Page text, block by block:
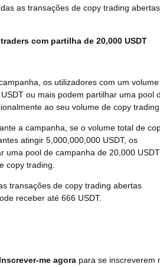
as transações de copy trading
com partilha de 20,000 USDT
os utilizadores com um volume
ou mais podem partilhar uma pool
ao seu volume de copy
a campanha, se o volume total de
atingir 5,000,000,000 USDT, os
uma pool de campanha de 20,000 USDT
copy trading.
transações de copy trading abertas
receber até 666 USDT.
Inscrever-me agora para se inscreverem